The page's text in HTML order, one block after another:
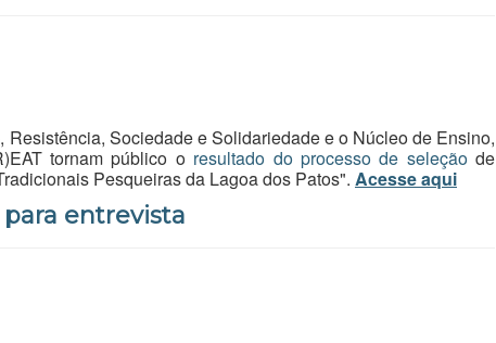
Sociedade e Solidariedade e o Núcleo de Ensino,
tornam público o resultado do processo de seleçãode
Pesqueiras da Lagoa dos Patos". Acesse aqui
para entrevista